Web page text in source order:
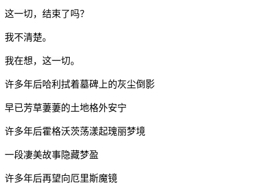
这一切，结束了吗？
我不清楚。
我在想，这一切。
许多年后哈利拭着墓碑上的灰尘倒影
早已芳草萋萋的土地格外安宁
许多年后霍格沃茨荡漾起瑰丽梦境
一段凄美故事隐藏梦盈
许多年后再望向厄里斯魔镜